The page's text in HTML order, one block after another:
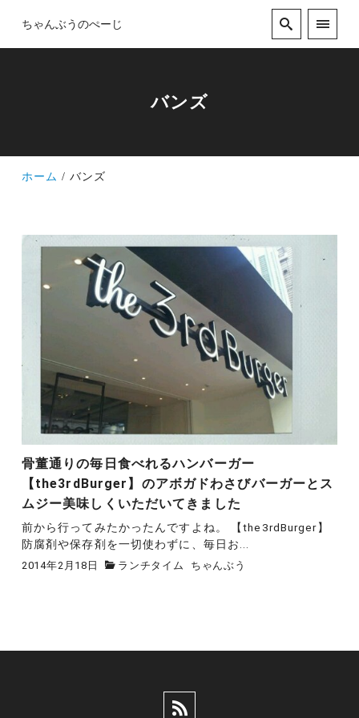
ちゃんぶうのぺーじ
バンズ
ホーム バンズ
骨董通りの毎日食べれるハンバーガー
【the3rdBurger】のアボガドわさびバーガーとス
ムジー美味しくいただいてきました
前から行ってみたかったんですよね。 【the3rdBurger】
防腐剤や保存剤を一切使わずに、毎日お...
2014年2月18日 ランチタイム ちゃんぶう